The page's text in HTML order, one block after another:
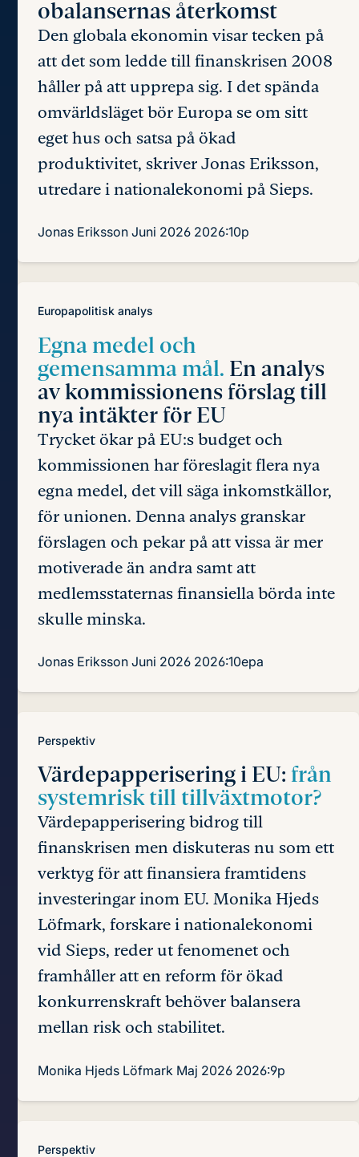
obalansernas återkomst
Den globala ekonomin visar tecken på
att det som ledde till finanskrisen 2008
håller på att upprepa sig. I det spända
omvärlds­läget bör Europa se om sitt
eget hus och satsa på ökad
produktivitet, skriver Jonas Eriksson,
utredare i nationalekonomi på Sieps.
Jonas Eriksson Juni 2026 2026:10p
Europapolitisk analys
Egna medel och
gemensamma mål. En analys
av kommissionens förslag till
nya intäkter för EU
Trycket ökar på EU:s budget och
kommissionen har föreslagit flera nya
egna medel, det vill säga inkomstkällor,
för unionen. Denna analys granskar
förslagen och pekar på att vissa är mer
motiverade än andra samt att
medlemsstaternas finansiella börda inte
skulle minska.
Jonas Eriksson Juni 2026 2026:10epa
Perspektiv
Värdepapperisering i EU: från
systemrisk till tillväxtmotor?
Värdepapperisering bidrog till
finanskrisen men diskuteras nu som ett
verktyg för att finansiera framtidens
investeringar inom EU. Monika Hjeds
Löfmark, forskare i nationalekonomi
vid Sieps, reder ut fenomenet och
framhåller att en reform för ökad
konkurrenskraft behöver balansera
mellan risk och stabilitet.
Monika Hjeds Löfmark Maj 2026 2026:9p
Perspektiv